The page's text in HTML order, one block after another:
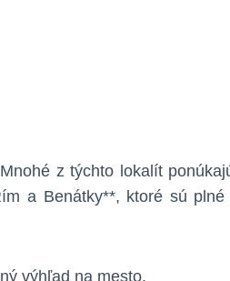
z týchto lokalít
a Benátky**, ktoré sú plné
výhľad na mesto.